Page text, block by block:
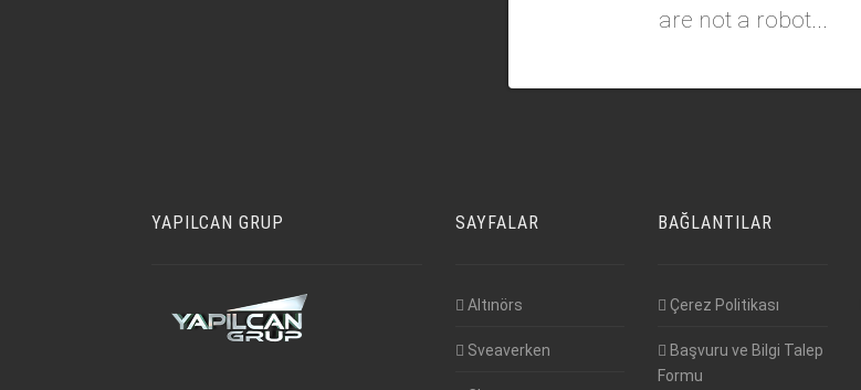
are not a robot...
YAPILCAN GRUP SAYFALAR
Altınörs
Sveaverken
BAĞLANTILAR
Çerez Politikası
Başvuru ve Bilgi Talep
Formu